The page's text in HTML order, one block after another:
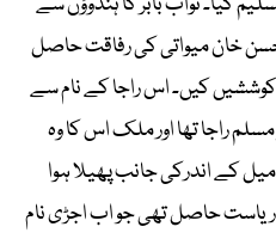
حسن خان میواتی کی رفاقت حاصل
کیں۔ اس راجا کے نام سے
راجا تھا اور ملک اس کا وہ
کے اندرکی جانب پھیلا ہوا
حاصل تھی جو اب اجڑی نام